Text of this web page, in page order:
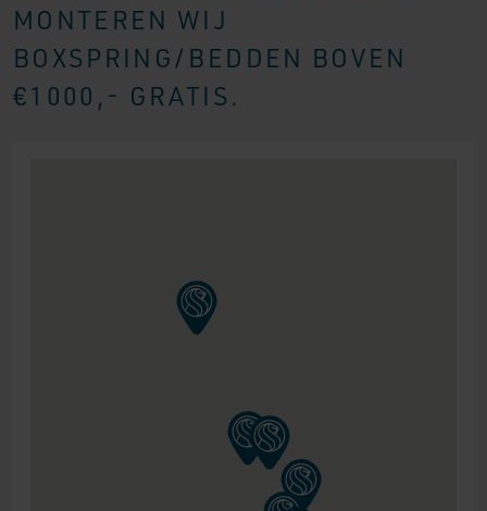
MONTEREN WIJ
BOXSPRING/BEDDEN BOVEN
€1000,- GRATIS.